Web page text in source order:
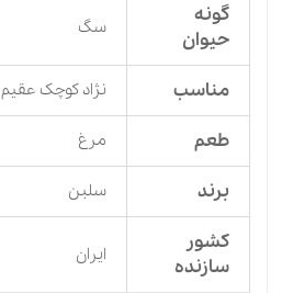
گونه
حیوان
سگ
مناسب نژاد کوچک عقیم
طعم مرغ
برند سلبن
کشور
سازنده
ایران